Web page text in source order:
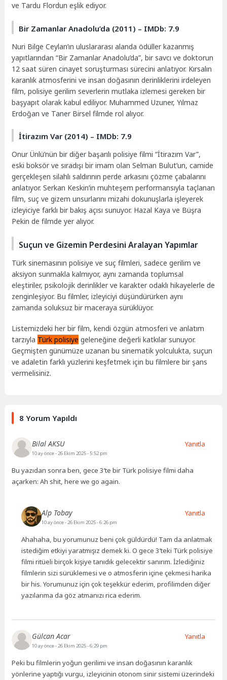
ve Tardu Flordun eşlik ediyor.
Bir Zamanlar Anadolu’da (2011) – IMDb: 7.9
Nuri Bilge Ceylan’ın uluslararası alanda ödüller kazanmış
yapıtlarından “Bir Zamanlar Anadolu’da”, bir savcı ve doktorun
12 saat süren cinayet soruşturması sürecini anlatıyor. Kırsalın
karanlık atmosferini ve insan doğasının derinliklerini irdeleyen
film, polisiye gerilim severlerin mutlaka izlemesi gereken bir
başyapıt olarak kabul ediliyor. Muhammed Uzuner, Yılmaz
Erdoğan ve Taner Birsel filmde rol alıyor.
İtirazım Var (2014) – IMDb: 7.9
Onur Ünlü’nün bir diğer başarılı polisiye filmi “İtirazım Var”,
eski boksör ve sıradışı bir imam olan Selman Bulut’un, camide
gerçekleşen silahlı saldırının perde arkasını çözme çabalarını
anlatıyor. Serkan Keskin’in muhteşem performansıyla taçlanan
film, suç ve gizem unsurlarını mizahi dokunuşlarla işleyerek
izleyiciye farklı bir bakış açısı sunuyor. Hazal Kaya ve Büşra
Pekin de filmde yer alıyor.
Suçun ve Gizemin Perdesini Aralayan Yapımlar
Türk sinemasının polisiye ve suç filmleri, sadece gerilim ve
aksiyon sunmakla kalmıyor, aynı zamanda toplumsal
eleştiriler, psikolojik derinlikler ve karakter odaklı hikayelerle de
zenginleşiyor. Bu filmler, izleyiciyi düşündürürken aynı
zamanda soluksuz bir maceraya sürüklüyor.
Listemizdeki her bir film, kendi özgün atmosferi ve anlatım
tarzıyla Türk polisiye geleneğine değerli katkılar sunuyor.
Geçmişten günümüze uzanan bu sinematik yolculukta, suçun
ve adaletin farklı yüzlerini keşfetmek için bu filmlere bir şans
vermelisiniz.
8 Yorum Yapıldı
Bilal AKSU
10 ay önce- 26 Ekim 2025 - 5:52 pm
Bu yazıdan sonra ben, gece 3’te bir Türk polisiye filmi daha
açarken: Ah shit, here we go again.
Yanıtla
Alp Tobay
10 ay önce- 26 Ekim 2025 - 6:26 pm
Ahahaha, bu yorumunuz beni çok güldürdü! Tam da anlatmak
istediğim etkiyi yaratmışız demek ki. O gece 3’teki Türk polisiye
filmi ritüeli birçok kişiye tanıdık gelecektir sanırım. İzlediğiniz
filmlerin sizi sürüklemesi ve o atmosferin içine çekmesi harika
bir his. Yorumunuz için çok teşekkür ederim, profilimden diğer
yazılarıma da göz atmanızı rica ederim.
Yanıtla
Gülcan Acar
10 ay önce- 26 Ekim 2025 - 6:29 pm
Peki bu filmlerin yoğun gerilimi ve insan doğasının karanlık
yönlerine yaptığı vurgu, izleyicinin otonom sinir sistemi üzerindeki
Yanıtla